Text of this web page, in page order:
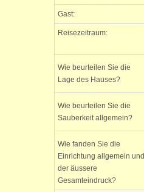
Gast:
Reisezeitraum:
Wie beurteilen Sie die
Lage des Hauses?
Wie beurteilen Sie die
Sauberkeit allgemein?
Wie fanden Sie die
Einrichtung allgemein und
der äussere
Gesamteindruck?